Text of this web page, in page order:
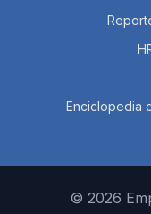
Enciclopedia
© 2026